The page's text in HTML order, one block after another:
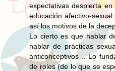
expectativas despierta
educación afectivo-
así los motivos de la
Lo cierto es que hablar
hablar de prácticas
anticonceptivos… Lo
de roles (de lo que se